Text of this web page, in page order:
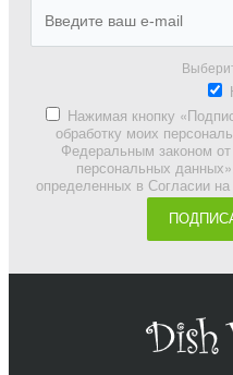
Нажимая кнопку
обработку моих
Федеральным законом
персональных
определенных в Согласии